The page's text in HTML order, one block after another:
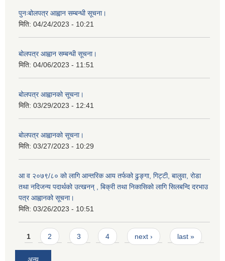
पुनःबोलपत्र आह्वान सम्बन्धी सूचना।
मिति: 04/24/2023 - 10:21
बोलपत्र आह्वान सम्बन्धी सूचना।
मिति: 04/06/2023 - 11:51
बोलपत्र आह्वानको सूचना।
मिति: 03/29/2023 - 12:41
बोलपत्र आह्वानको सूचना।
मिति: 03/27/2023 - 10:29
आ व २०७९/८० को लागि आन्तरिक आय तर्फको ढुङ्गा, गिट्टी, बालुवा, रोडा
तथा नदिजन्य पदार्थको उत्खनन् , बिक्री तथा निकासिको लागि सिलबन्दि दरभाउ
पत्र आह्वानको सूचना।
मिति: 03/26/2023 - 10:51
Pages
1 2 3 4 next › last »